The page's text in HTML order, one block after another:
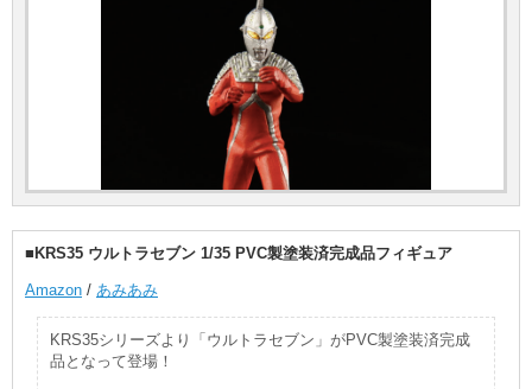
■KRS35 ウルトラセブン 1/35 PVC製塗装済完成品フィギュア
Amazon / あみあみ
KRS35シリーズより「ウルトラセブン」がPVC製塗装済完成
品となって登場！